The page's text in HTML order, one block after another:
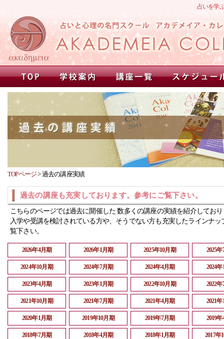
占いを学
TOPページ>過去の講座実績
過去の講座も充実しております。参考にご覧下さい。
こちらのページでは過去に開催した 数多くの講座の実績を紹介してお
入学や受講を検討されている方や、そうでない方も充実したラインナッ
覧下さい。
2026年4月期 2026年1月期 2025年10月期 2025
2024年10月期 2024年7月期 2024年4月期 2024
2023年4月期 2023年1月期 2022年10月期 2022
2021年10月期 2021年7月期 2021年4月期 2021
2020年1月期 2019年10月期 2019年7月期 2019
2018年7月期 2018年4月期 2018年1月期 2017年